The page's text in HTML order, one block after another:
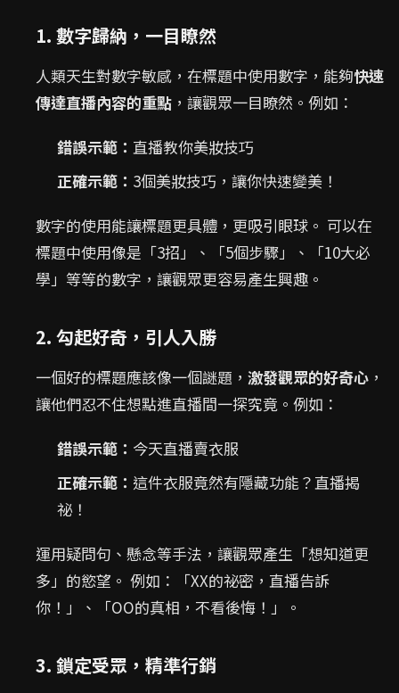
1. 數字歸納，一目瞭然
人類天生對數字敏感，在標題中使用數字，能夠快速
傳達直播內容的重點 ，讓觀眾一目瞭然。例如：
錯誤示範： 直播教你美妝技巧
正確示範： 3個美妝技巧，讓你快速變美！
數字的使用能讓標題更具體，更吸引眼球。 可以在
標題中使用像是「3招」、「5個步驟」、「10大必
學」等等的數字，讓觀眾更容易產生興趣。
2. 勾起好奇，引人入勝
一個好的標題應該像一個謎題， 激發觀眾的好奇心 ，
讓他們忍不住想點進直播間一探究竟。例如：
錯誤示範： 今天直播賣衣服
正確示範： 這件衣服竟然有隱藏功能？直播揭
祕！
運用疑問句、懸念等手法，讓觀眾產生「想知道更
多」的慾望。 例如：「XX的祕密，直播告訴
你！」、「OO的真相，不看後悔！」。
3. 鎖定受眾，精準行銷